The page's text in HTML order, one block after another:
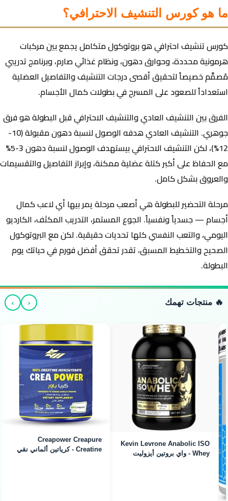
ما هو كورس التنشيف الاحترافي؟
كورس تنشيف احترافيهو بروتوكول متكامل يجمع بين مركبات
هرمونية محددة، وحوارق دهون، ونظام غذائي صارم، وبرنامج تدريبي
مُصمَّم خصيصاً لتحقيق أقصى درجات التنشيف والتفاصيل العضلية
استعداداً للصعود على المسرح في بطولات كمال الأجسام.
الفرق بين التنشيف العادي والتنشيف الاحترافي قبل البطولة هو فرق
جوهري. التنشيف العادي هدفه الوصول لنسبة دهون مقبولة (10-
12%)، لكن التنشيف الاحترافي بيستهدف الوصول لنسبة دهون
3-5%
مع الحفاظ على أكبر كتلة عضلية ممكنة، وإبراز التفاصيل والتقسيمات
والعروق بشكل كامل.
مرحلة التحضير للبطولة هي أصعب مرحلة يمر بيها أي لاعب كمال
أجسام — جسدياً ونفسياً. الجوع المستمر، التدريب المكثف، الكارديو
اليومي، والتعب النفسي كلها تحديات حقيقية. لكن مع البروتوكول
الصحيح والتخطيط المسبق، تقدر تحقق أفضل فورم في حياتك يوم
البطولة.
🔥 منتجات تهمك ‹
›
Kevin Levrone Anabolic ISO
Whey - واي بروتين أيزوليت
Creapower Creapure
Creatine - كرياتين ألماني نقي